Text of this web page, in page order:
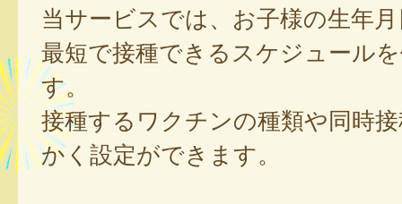
当サービスでは、お子様の生年
最短で接種できるスケジュール
す。
接種するワクチンの種類や同時
かく設定ができます。